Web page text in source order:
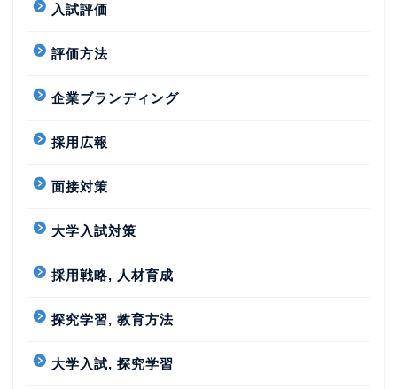
入試評価
評価方法
企業ブランディング
採用広報
面接対策
大学入試対策
採用戦略, 人材育成
探究学習, 教育方法
大学入試, 探究学習